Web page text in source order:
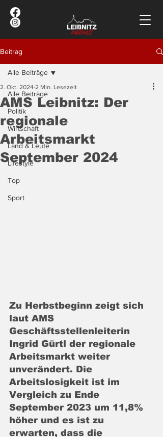
Beitrag
Alle Beiträge
Politik
Wirtschaft
Land & Leute
Lifestyle
Top
Sport
Alle Beiträge
AMS Leibnitz: Der
regionale
Arbeitsmarkt
September 2024
2. Okt. 2024 2 Min. Lesezeit
Zu Herbstbeginn zeigt sich
laut AMS
Geschäftsstellenleiterin
Ingrid Gürtl der regionale
Arbeitsmarkt weiter
unverändert. Die
Arbeitslosigkeit ist im
Vergleich zu Ende
September 2023 um 11,8%
höher und es ist zu
erwarten, dass die